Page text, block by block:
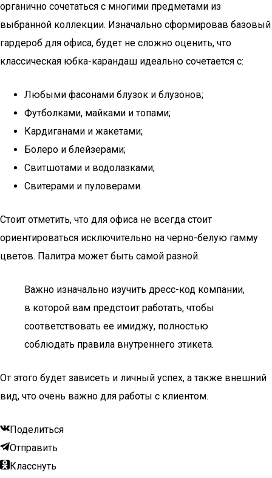
органично сочетаться с многими предметами из
выбранной коллекции. Изначально сформировав базовый
гардероб для офиса, будет не сложно оценить, что
классическая юбка-карандаш идеально сочетается с:
Любыми фасонами блузок и блузонов;
Футболками, майками и топами;
Кардиганами и жакетами;
Болеро и блейзерами;
Свитшотами и водолазками;
Свитерами и пуловерами.
Стоит отметить, что для офиса не всегда стоит
ориентироваться исключительно на черно-белую гамму
цветов. Палитра может быть самой разной.
Важно изначально изучить дресс-код компании,
в которой вам предстоит работать, чтобы
соответствовать ее имиджу, полностью
соблюдать правила внутреннего этикета.
От этого будет зависеть и личный успех, а также внешний
вид, что очень важно для работы с клиентом.
Поделиться
Отправить
Класснуть